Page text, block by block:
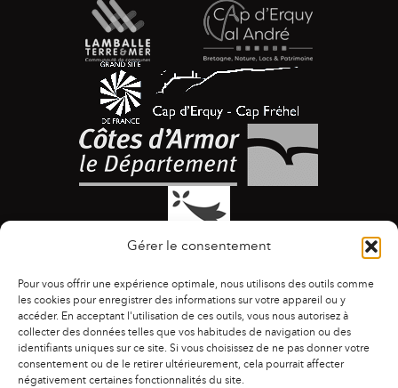
Gérer le consentement
Pour vous offrir une expérience optimale, nous utilisons des outils comme
les cookies pour enregistrer des informations sur votre appareil ou y
accéder. En acceptant l'utilisation de ces outils, vous nous autorisez à
collecter des données telles que vos habitudes de navigation ou des
identifiants uniques sur ce site. Si vous choisissez de ne pas donner votre
consentement ou de le retirer ultérieurement, cela pourrait affecter
négativement certaines fonctionnalités du site.
ACCESSIBILITÉ | AGENDA | ASSOCIATIONS
|
CONTACTS
PUBLICATIONS ESPACE PRESSE